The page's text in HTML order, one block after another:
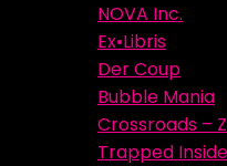
NOVA Inc.
Ex•Libris
Der Coup
Bubble Mania
Crossroads –
Trapped Inside